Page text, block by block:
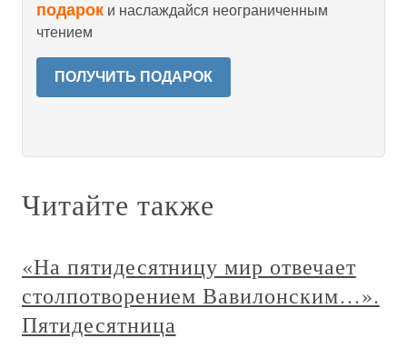
подарок и наслаждайся неограниченным
чтением
ПОЛУЧИТЬ ПОДАРОК
Читайте также
«На пятидесятницу мир отвечает
столпотворением Вавилонским…».
Пятидесятница